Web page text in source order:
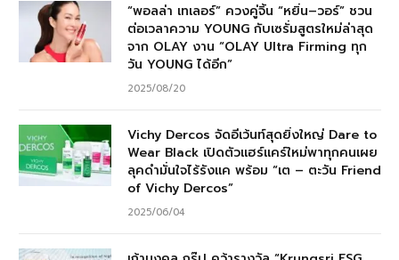
“พอลล่า เทเลอร์” ควงคู่จิ้น “หยิ่น–วอร์” ชวน
ต่อเวลาความ YOUNG กับเซรั่มสูตรใหม่ล่าสุด
จาก OLAY งาน “OLAY Ultra Firming ทุก
วัน YOUNG ได้อีก”
2025/08/20
Vichy Dercos จัดอีเว้นท์สุดยิ่งใหญ่ Dare to
Wear Black เปิดตัวแฮร์แคร์ใหม่พาทุกคนเผย
ลุคดำมั่นใจไร้รังแค พร้อม “เต – ตะวัน Friend
of Vichy Dercos”
2025/06/04